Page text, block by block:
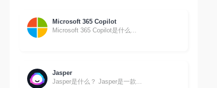
Microsoft 365 Copilot
Microsoft 365 Copilot是什么...
Jasper
Jasper是什么？ Jasper是一款...